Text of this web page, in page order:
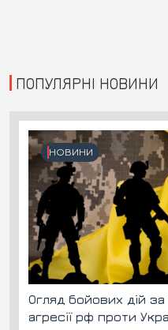
ПОПУЛЯРНІ НОВИНИ
НОВИНИ
Огляд бойових дій
агресії рф проти